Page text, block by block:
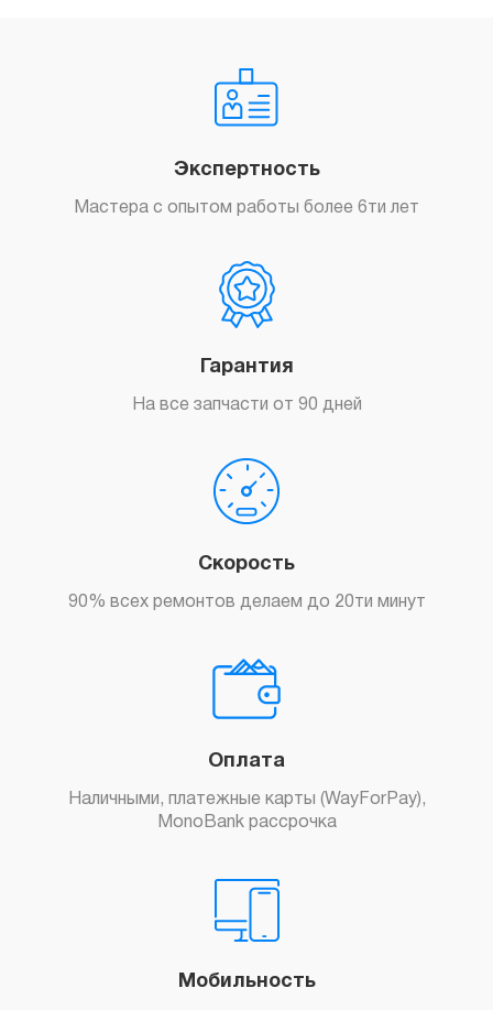
Экспертность
Мастера с опытом работы более 6ти лет
Гарантия
На все запчасти от 90 дней
Скорость
90% всех ремонтов делаем до 20ти минут
Оплата
Наличными, платежные карты (WayForPay),
MonoBank рассрочка
Мобильность